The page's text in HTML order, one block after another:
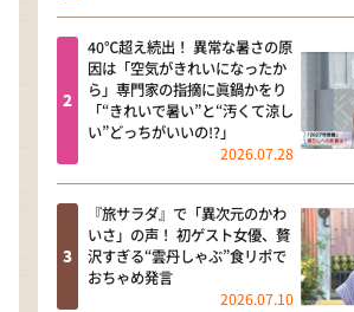
40℃超え続出！ 異常な暑さの原
因は「空気がきれいになったか
ら」専門家の指摘に眞鍋かをり
「“きれいで暑い”と“汚くて涼し
い”どっちがいいの!?」
2026.07.28
『旅サラダ』で「異次元のかわ
いさ」の声！ 初ゲスト女優、贅
沢すぎる“雲丹しゃぶ”食リポで
おちゃめ発言
2026.07.10